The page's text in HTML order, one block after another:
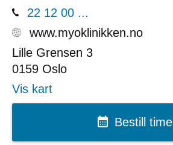
22 12 00 ...
www.myoklinikken.no
Lille Grensen 3
0159 Oslo
Vis kart
Bestill time